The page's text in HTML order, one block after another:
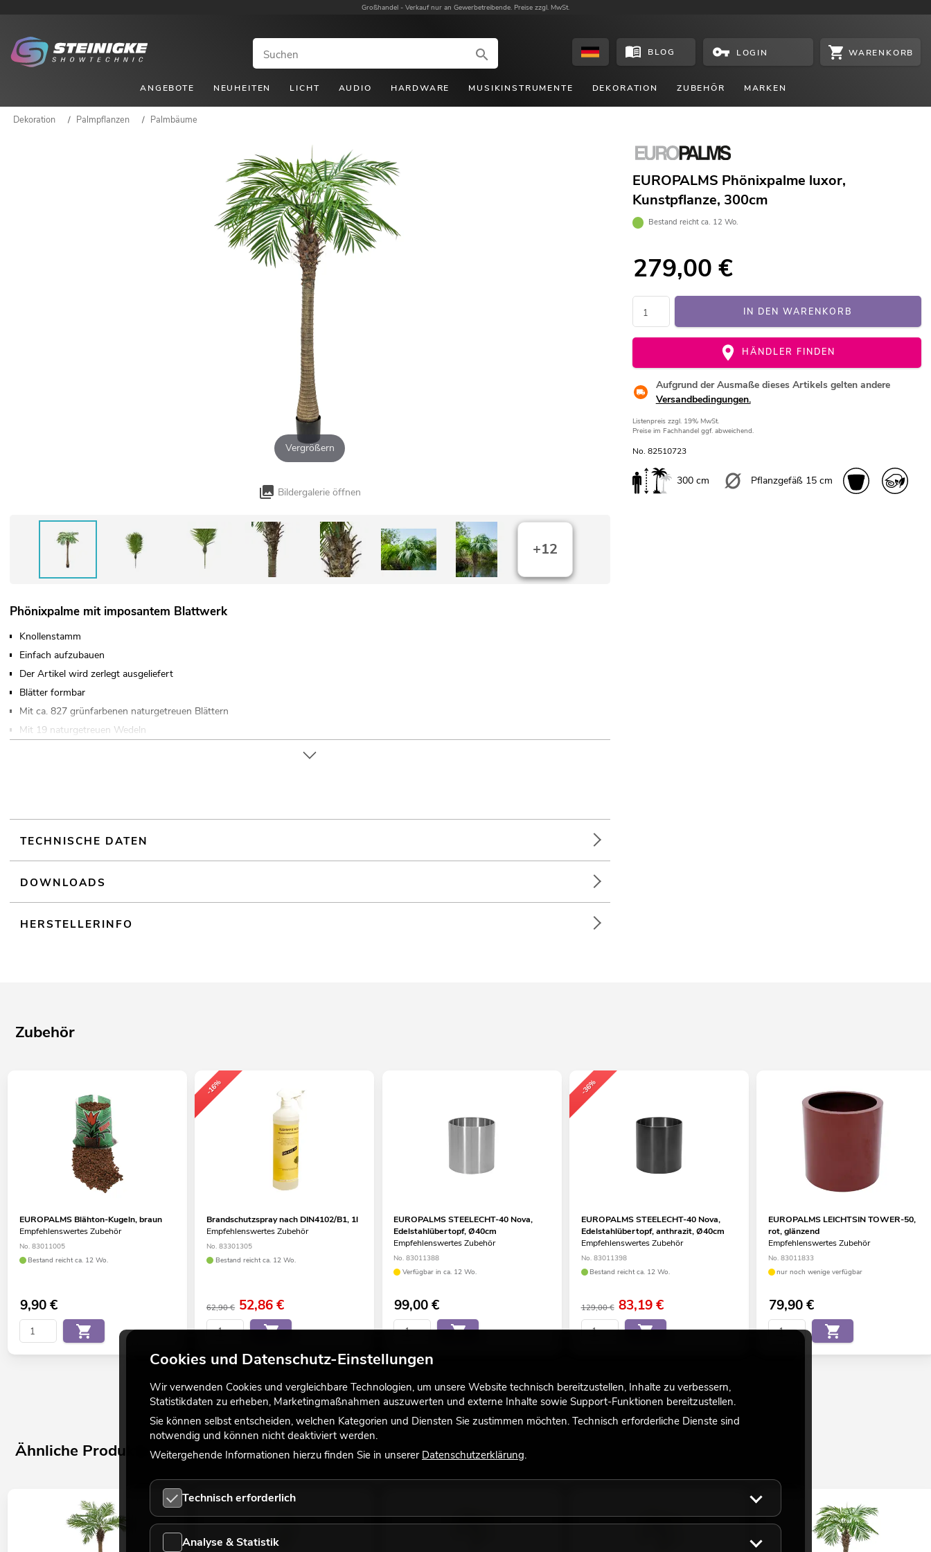
Großhandel - Verkauf nur an Gewerbetreibende. Preise zzgl. MwSt.
BLOG LOGIN WARENKORB
ANGEBOTE NEUHEITEN LICHT AUDIO HARDWARE MUSIKINSTRUMENTE DEKORATION ZUBEHÖR MARKEN
Dekoration / Palmpflanzen / Palmbäume
Vergrößern
Bildergalerie öffnen
+12
EUROPALMS Phönixpalme luxor,
Kunstpflanze, 300cm
Bestand reicht ca. 12 Wo.
279,00 €
IN DEN WARENKORB
HÄNDLER FINDEN
Aufgrund der Ausmaße dieses Artikels gelten andere
Versandbedingungen.
Listenpreis zzgl. 19% MwSt.
Preise im Fachhandel ggf. abweichend.
No. 82510723
300 cm Pflanzgefäß 15 cm
Phönixpalme mit imposantem Blattwerk
Knollenstamm
Einfach aufzubauen
Der Artikel wird zerlegt ausgeliefert
Blätter formbar
Mit ca. 827 grünfarbenen naturgetreuen Blättern
Mit 19 naturgetreuen Wedeln
TECHNISCHE DATEN
DOWNLOADS
HERSTELLERINFO
Zubehör
EUROPALMS Blähton-Kugeln, braun
Empfehlenswertes Zubehör
No. 83011005
Bestand reicht ca. 12 Wo.
9,90€
-16%
Brandschutzspray nach DIN4102/B1, 1l
Empfehlenswertes Zubehör
No. 83301305
Bestand reicht ca. 12 Wo.
62,90 € 52,86€
EUROPALMS STEELECHT-40 Nova,
Edelstahlübertopf, Ø40cm
Empfehlenswertes Zubehör
No. 83011388
Verfügbar in ca. 12 Wo.
99,00€
-36%
EUROPALMS STEELECHT-40 Nova,
Edelstahlübertopf, anthrazit, Ø40cm
Empfehlenswertes Zubehör
No. 83011398
Bestand reicht ca. 12 Wo.
129,00 € 83,19€
EUROPALMS LEICHTSIN TOWER-50,
rot, glänzend
Empfehlenswertes Zubehör
No. 83011833
nur noch wenige verfügbar
79,90€
Ähnliche Produkte
Cookies und Datenschutz-Einstellungen
Wir verwenden Cookies und vergleichbare Technologien, um unsere Website technisch bereitzustellen, Inhalte zu verbessern,
Statistikdaten zu erheben, Marketingmaßnahmen auszuwerten und externe Inhalte sowie Support-Funktionen bereitzustellen.
Sie können selbst entscheiden, welchen Kategorien und Diensten Sie zustimmen möchten. Technisch erforderliche Dienste sind
notwendig und können nicht deaktiviert werden.
Weitergehende Informationen hierzu finden Sie in unserer Datenschutzerklärung.
Technisch erforderlich
Analyse & Statistik